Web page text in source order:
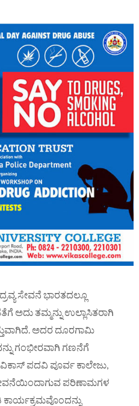
ಸೇವನೆ ಭಾರತದಲ್ಲೂ
ಅದು ತಮ್ಮನ್ನು ಉಲ್ಲಾಸಿತರಾಗಿ
ಅದರ ದೂರಗಾಮಿ
ಗಂಭೀರವಾಗಿ ಗಣನೆಗೆ
ವಿಕಾಸ್ ಪದವಿ ಪೂರ್ವ ಕಾಲೇಜು,
ಪರಿಣಾಮಗಳ
ಕಾರ್ಯಕ್ರಮವೊಂದನ್ನು